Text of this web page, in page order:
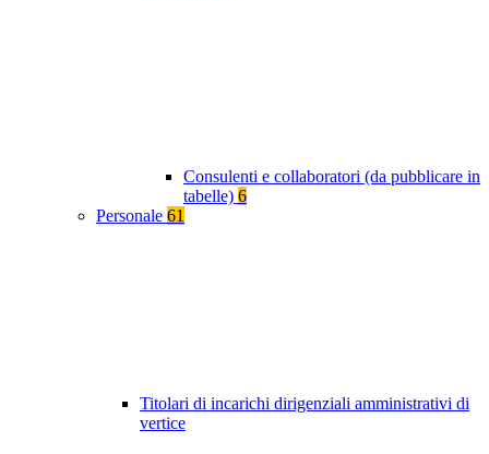
Consulenti e collaboratori (da pubblicare in
tabelle) 6
Personale 61
Titolari di incarichi dirigenziali amministrativi di
vertice